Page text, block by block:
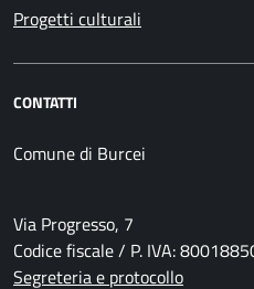
Progetti culturali
CONTATTI
Comune di Burcei
Via Progresso, 7
Codice fiscale / P. IVA:
Segreteria e protocollo